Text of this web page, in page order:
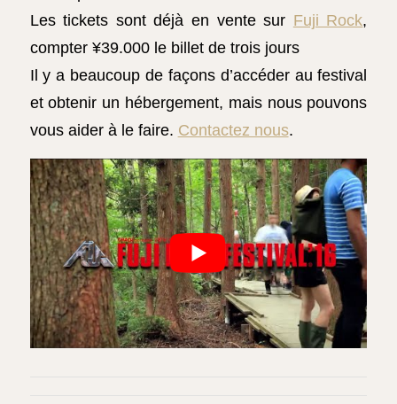
Les tickets sont déjà en vente sur Fuji Rock,
compter ¥39.000 le billet de trois jours
Il y a beaucoup de façons d’accéder au festival
et obtenir un hébergement, mais nous pouvons
vous aider à le faire. Contactez nous.